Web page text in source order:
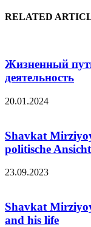
RELATED
Жизненный
деятельность
20.01.2024
Shavkat
politische
23.09.2023
Shavkat
and his life